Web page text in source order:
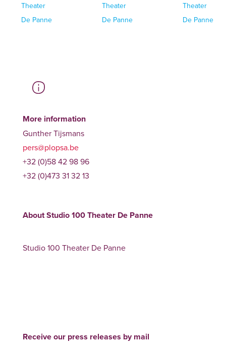
Theater
De Panne
Theater
De Panne
Theater
De Panne
More information
Gunther Tijsmans
pers@plopsa.be
+32 (0)58 42 98 96
+32 (0)473 31 32 13
About Studio 100 Theater De Panne
Studio 100 Theater De Panne
Receive our press releases by mail